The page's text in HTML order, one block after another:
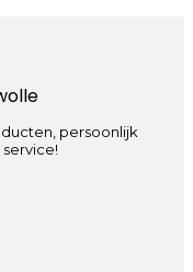
persoonlijk